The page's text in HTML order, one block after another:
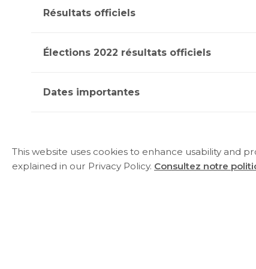
Résultats officiels
Élections 2022 résultats officiels
Dates importantes
Comité de
This website uses cookies to enhance usability and
explained in our Privacy Policy. Consultez notre